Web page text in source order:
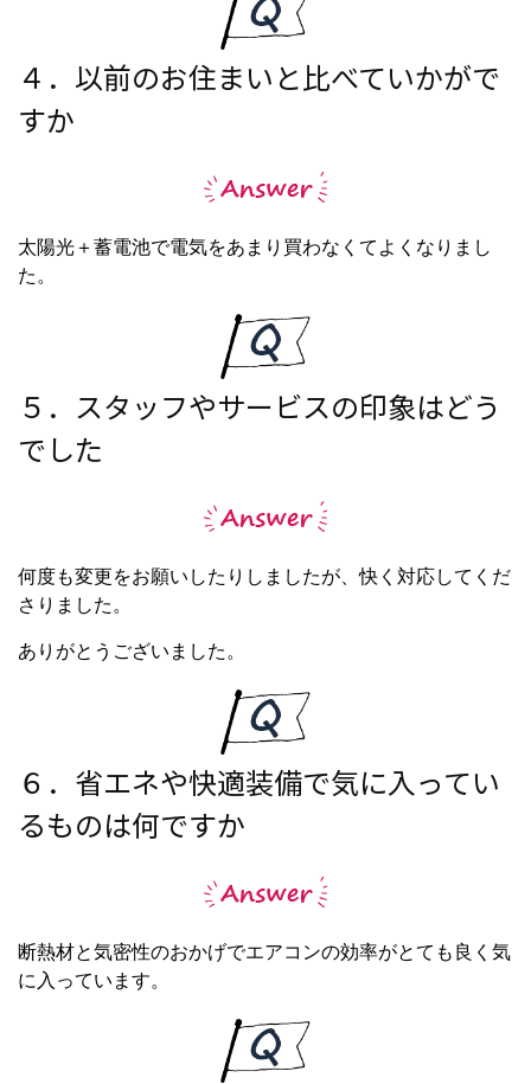
４．以前のお住まいと比べていかがで
すか
太陽光＋蓄電池で電気をあまり買わなくてよくなりまし
た。
５．スタッフやサービスの印象はどう
でした
何度も変更をお願いしたりしましたが、快く対応してくだ
さりました。
ありがとうございました。
６．省エネや快適装備で気に入ってい
るものは何ですか
断熱材と気密性のおかげでエアコンの効率がとても良く気
に入っています。